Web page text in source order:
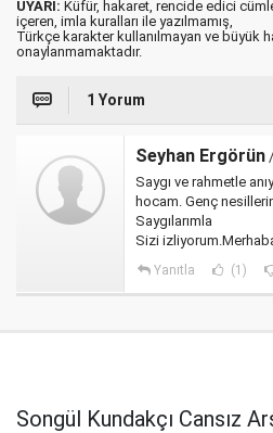
UYARI: Küfür, hakaret, rencide edici
içeren, imla kuralları ile yazılmamış,
Türkçe karakter kullanılmayan ve büyük
onaylanmamaktadır.
1 Yorum
Seyhan Ergörün
Saygı ve rahmetle
hocam. Genç
Saygılarımla
Sizi
Yanıtla (1)
Songül Kundakçı Cansız